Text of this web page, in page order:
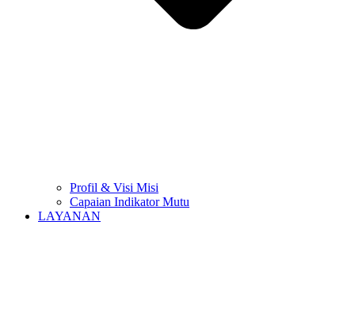
Profil & Visi Misi
Capaian Indikator Mutu
LAYANAN